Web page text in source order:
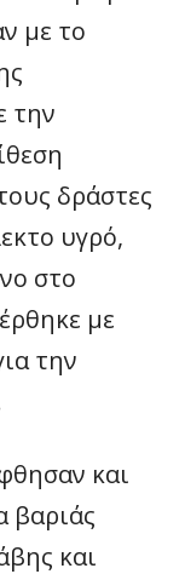
με το
την
δράστες
υγρό,
στο
με
την
και
βαριάς
και